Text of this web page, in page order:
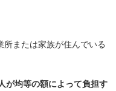
または家族が住んでいる
が均等の額によって負担す